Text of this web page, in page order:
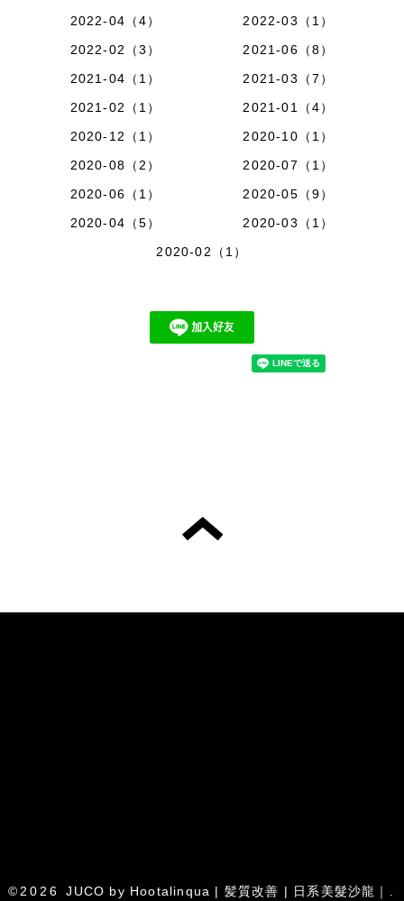
2022-04（4）
2022-03（1）
2022-02（3）
2021-06（8）
2021-04（1）
2021-03（7）
2021-02（1）
2021-01（4）
2020-12（1）
2020-10（1）
2020-08（2）
2020-07（1）
2020-06（1）
2020-05（9）
2020-04（5）
2020-03（1）
2020-02（1）
©2026JUCO by Hootalinqua | 髪質改善 | 日系美髮沙龍｜